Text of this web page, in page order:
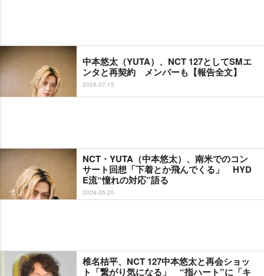
中本悠太（YUTA）、NCT 127としてSMエ
ンタと再契約 メンバーも【報告全文】
2026-07-15
NCT・YUTA（中本悠太）、南米でのコン
サート回想「下着とか飛んでくる」 HYD
E流“憧れの対応”語る
2026-05-20
椎名桔平、NCT 127中本悠太と再会ショッ
ト「繋がり気になる」 “指ハート”に「キ